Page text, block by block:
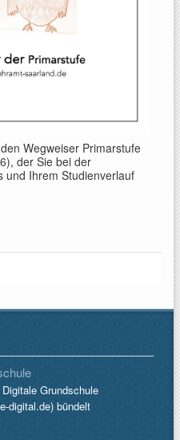
Wegweiser Primarstufe
der Sie bei der
und Ihrem Studienverlauf
Grundschule
digital.de) bündelt